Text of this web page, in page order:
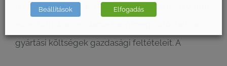
áremelkedéssel járó gyors változások nem voltak
gyártási költségek gazdasági feltételeit. A
Beállítások Elfogadás